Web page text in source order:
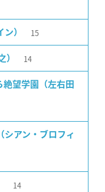
） 15
） 14
望学園（左右田
アン・ブロフィ
14